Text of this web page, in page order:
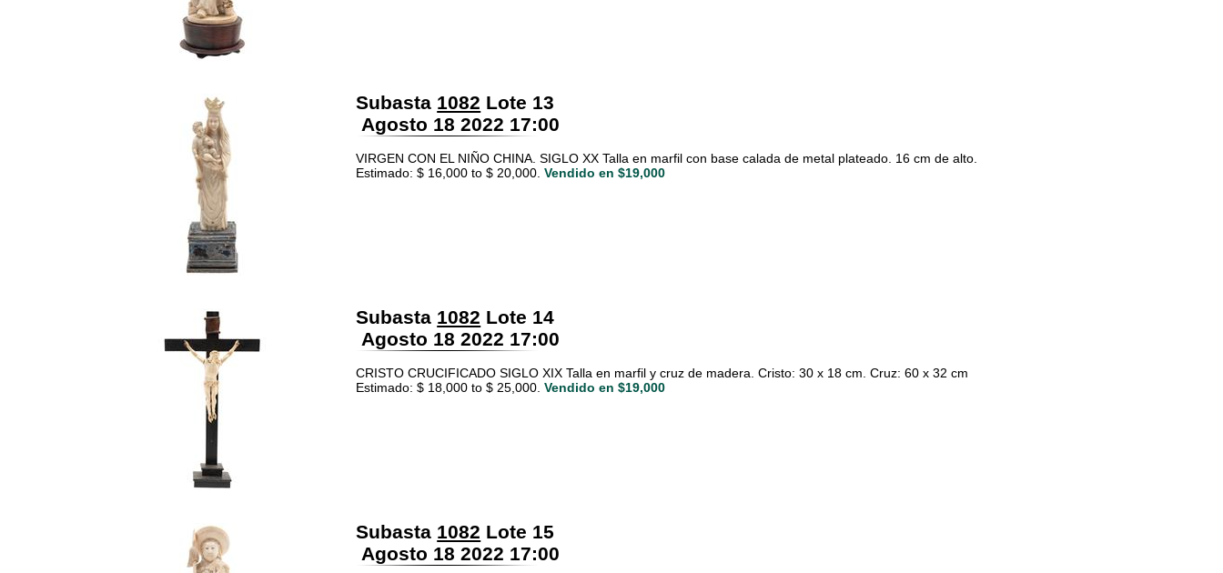
Subasta 1082 Lote 13
Agosto 18 2022 17:00
VIRGEN CON EL NIÑO CHINA. SIGLO XX Talla en marfil con base calada de metal plateado. 16 cm de alto.
Estimado: $ 16,000 to $ 20,000. Vendido en $19,000
Subasta 1082 Lote 14
Agosto 18 2022 17:00
CRISTO CRUCIFICADO SIGLO XIX Talla en marfil y cruz de madera. Cristo: 30 x 18 cm. Cruz: 60 x 32 cm
Estimado: $ 18,000 to $ 25,000. Vendido en $19,000
Subasta 1082 Lote 15
Agosto 18 2022 17:00